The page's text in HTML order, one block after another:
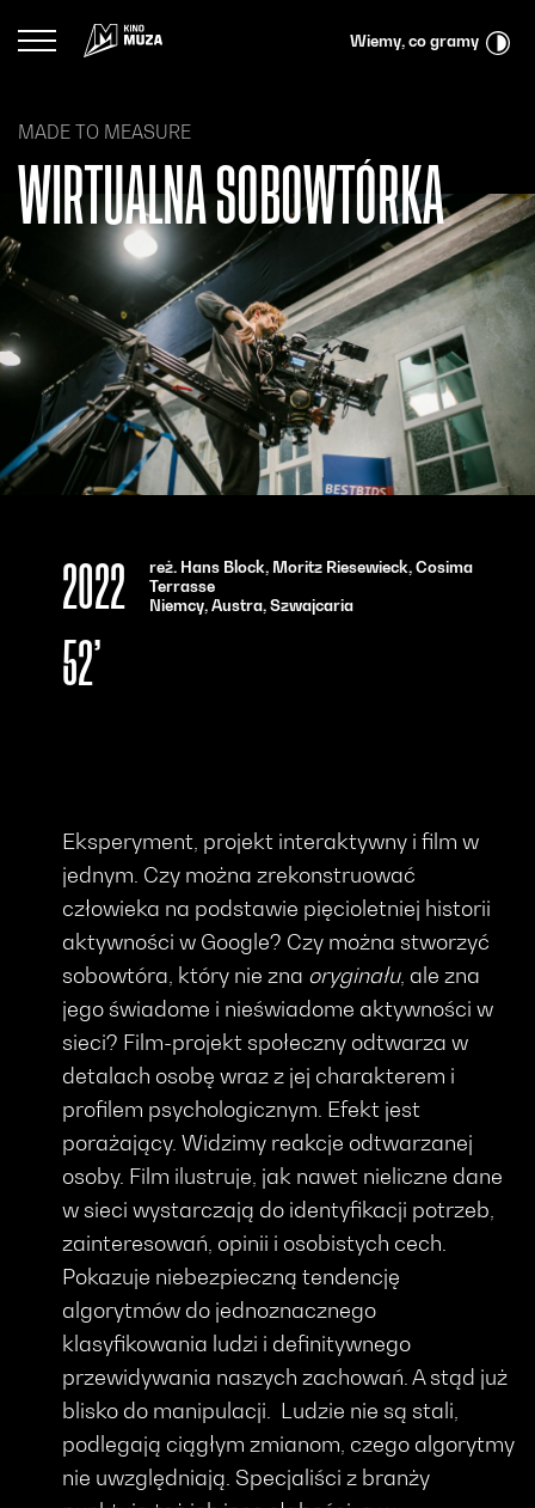
Logo Kina Muza Wiemy, co gramy
MADE TO MEASURE
WIRTUALNA SOBOWTÓRKA
reż. Hans Block, Moritz Riesewieck, Cosima
Terrasse
Niemcy, Austra, Szwajcaria
2022
52’
Eksperyment, projekt interaktywny i film w
jednym. Czy można zrekonstruować
człowieka na podstawie pięcioletniej historii
aktywności w Google? Czy można stworzyć
sobowtóra, który nie zna oryginału, ale zna
jego świadome i nieświadome aktywności w
sieci? Film-projekt społeczny odtwarza w
detalach osobę wraz z jej charakterem i
profilem psychologicznym. Efekt jest
porażający. Widzimy reakcje odtwarzanej
osoby. Film ilustruje, jak nawet nieliczne dane
w sieci wystarczają do identyfikacji potrzeb,
zainteresowań, opinii i osobistych cech.
Pokazuje niebezpieczną tendencję
algorytmów do jednoznacznego
klasyfikowania ludzi i definitywnego
przewidywania naszych zachowań. A stąd już
blisko do manipulacji. Ludzie nie są stali,
podlegają ciągłym zmianom, czego algorytmy
nie uwzględniają. Specjaliści z branży